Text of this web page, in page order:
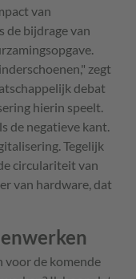
van
de bijdrage van
zegt
debat
hierin speelt.
de negatieve kant.
Tegelijk
circulariteit van
van hardware, dat
voor de komende